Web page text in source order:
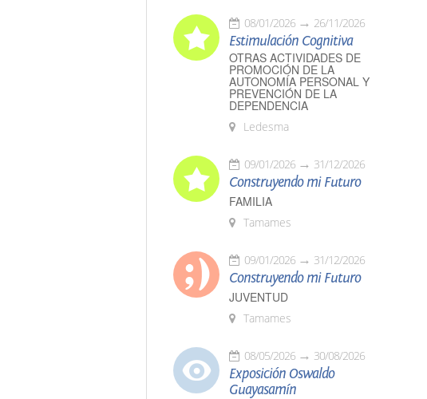
08/01/2026 26/11/2026
Estimulación Cognitiva
OTRAS ACTIVIDADES DE
PROMOCIÓN DE LA
AUTONOMÍA PERSONAL Y
PREVENCIÓN DE LA
DEPENDENCIA
Ledesma
09/01/2026 31/12/2026
Construyendo mi Futuro
FAMILIA
Tamames
09/01/2026 31/12/2026
Construyendo mi Futuro
JUVENTUD
Tamames
08/05/2026 30/08/2026
Exposición Oswaldo
Guayasamín